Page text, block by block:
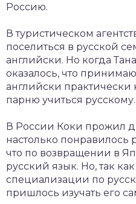
Россию.
В туристическом
поселиться в русской
английски. Но когда
оказалось, что
английски
парню учиться русскому.
В России Коки прожил
настолько понравилось
что по возвращении в
русский язык. Но, так
специализации по
пришлось изучать его